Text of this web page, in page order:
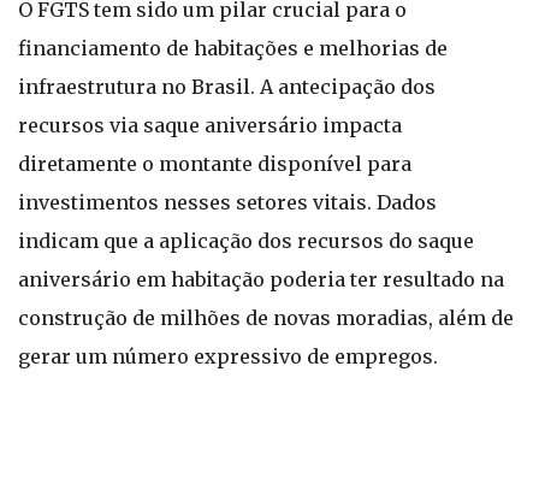
O FGTS tem sido um pilar crucial para o
financiamento de habitações e melhorias de
infraestrutura no Brasil. A antecipação dos
recursos via saque aniversário impacta
diretamente o montante disponível para
investimentos nesses setores vitais. Dados
indicam que a aplicação dos recursos do saque
aniversário em habitação poderia ter resultado na
construção de milhões de novas moradias, além de
gerar um número expressivo de empregos.